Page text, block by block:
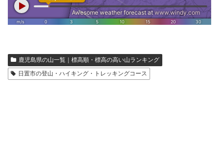
鹿児島県の山一覧｜標高順・標高の高い山ランキング
日置市の登山・ハイキング・トレッキングコース